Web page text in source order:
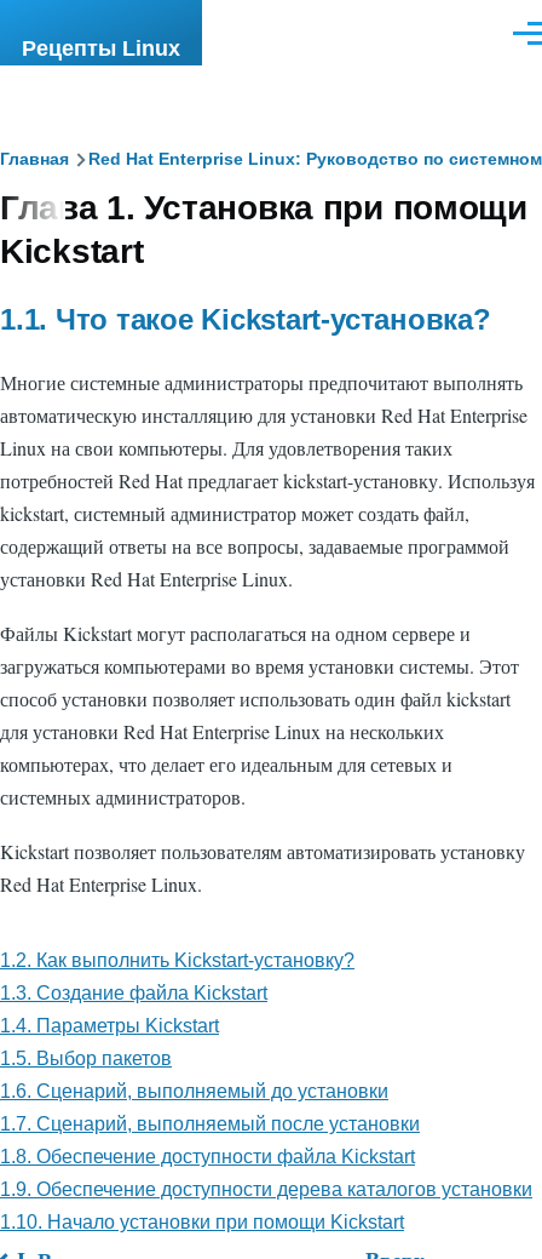
Рецепты Linux
Строка
навигации
Главная Red Hat Enterprise Linux: Руководство по
Глава 1. Установка при помощи
Kickstart
1.1. Что такое Kickstart-установка?
Многие системные администраторы предпочитают выполнять
автоматическую инсталляцию для установки Red Hat Enterprise
Linux на свои компьютеры. Для удовлетворения таких
потребностей Red Hat предлагает kickstart-установку. Используя
kickstart, системный администратор может создать файл,
содержащий ответы на все вопросы, задаваемые программой
установки Red Hat Enterprise Linux.
Файлы Kickstart могут располагаться на одном сервере и
загружаться компьютерами во время установки системы. Этот
способ установки позволяет использовать один файл kickstart
для установки Red Hat Enterprise Linux на нескольких
компьютерах, что делает его идеальным для сетевых и
системных администраторов.
Kickstart позволяет пользователям автоматизировать установку
Red Hat Enterprise Linux.
1.2. Как выполнить Kickstart-установку?
1.3. Создание файла Kickstart
1.4. Параметры Kickstart
1.5. Выбор пакетов
1.6. Сценарий, выполняемый до установки
1.7. Сценарий, выполняемый после установки
1.8. Обеспечение доступности файла Kickstart
1.9. Обеспечение доступности дерева каталогов установки
1.10. Начало установки при помощи Kickstart